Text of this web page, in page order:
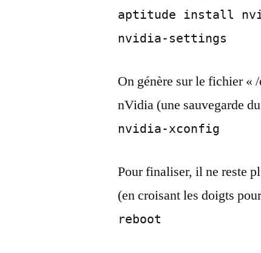
aptitude install
nvidia-settings
On génère sur le fichier «
nVidia (une sauvegarde
nvidia-xconfig
Pour finaliser, il ne reste
(en croisant les doigts
reboot